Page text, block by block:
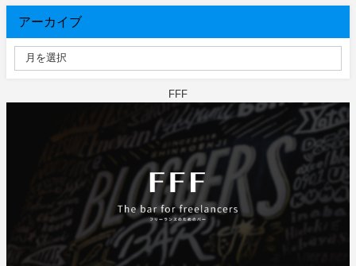
アーカイブ
FFF